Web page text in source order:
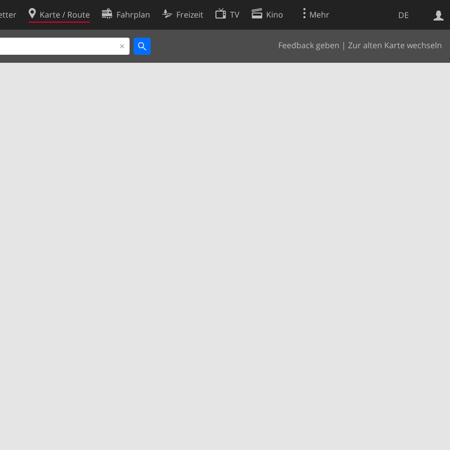
DE
Karte / Route Fahrplan Freizeit TV Kino Mehr
Feedback geben | Zur alten Karte wechseln
Websuche
Cookie-Richtlinie
Cookie-Einstellungen